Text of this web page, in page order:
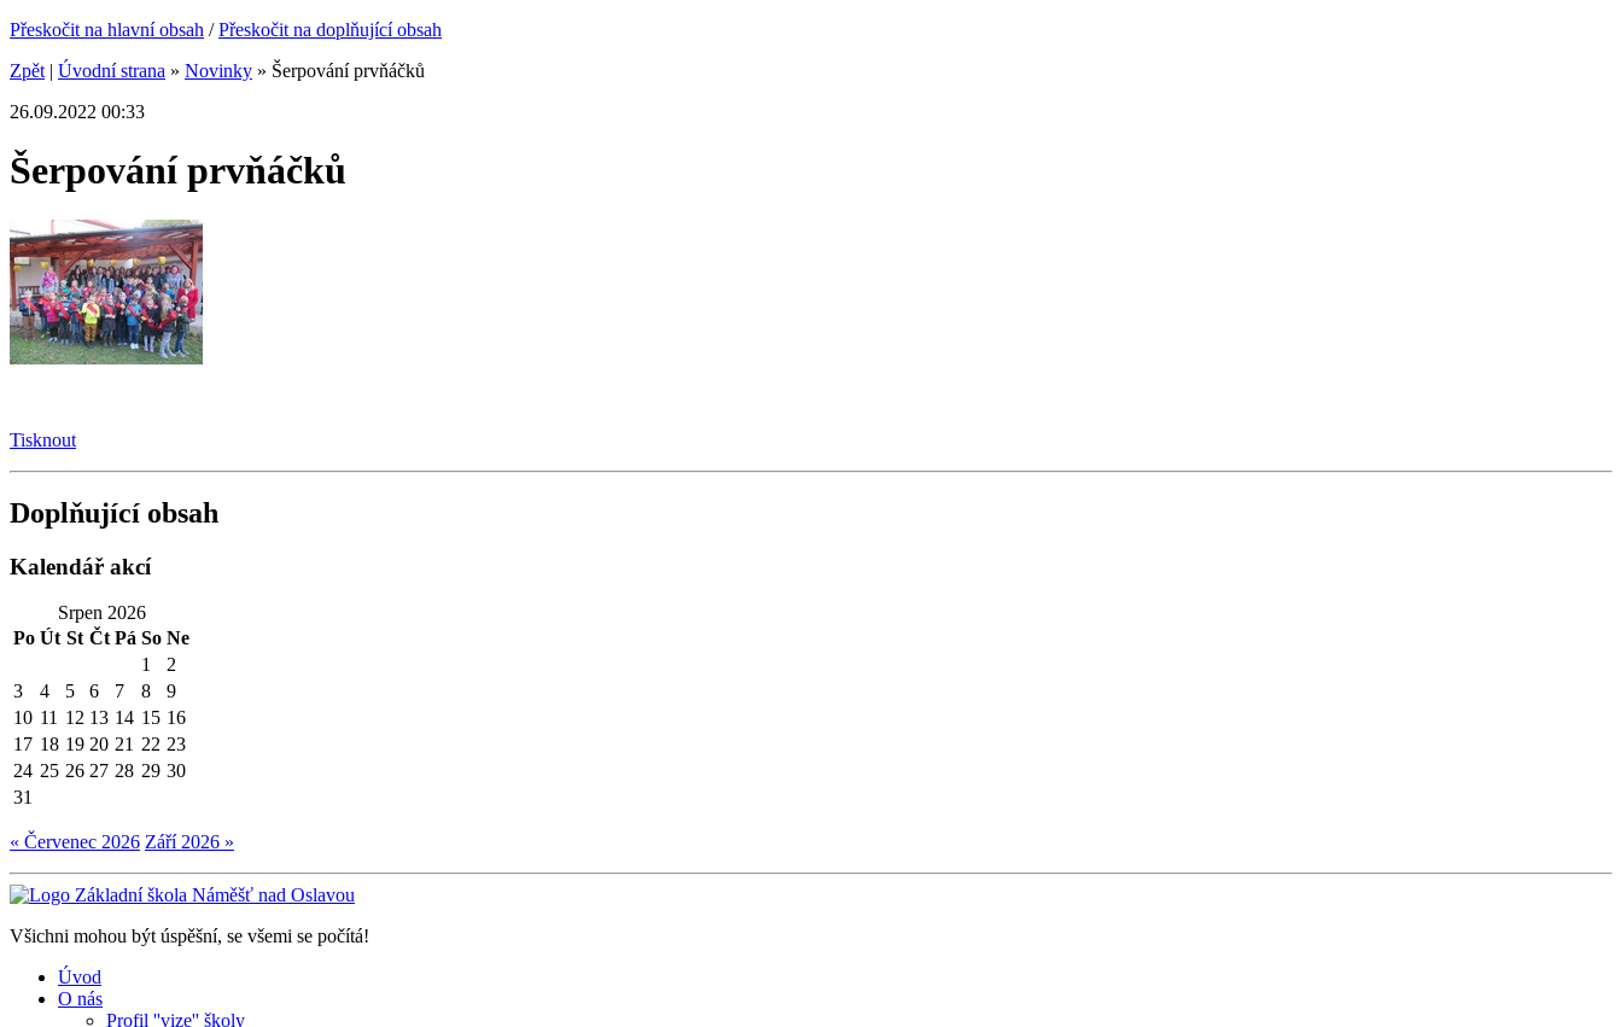
Přeskočit na hlavní obsah /Přeskočit na doplňující obsah
Zpět | Úvodní strana » Novinky » Šerpování prvňáčků
26.09.2022 00:33
Šerpování prvňáčků
Tisknout
Doplňující obsah
Kalendář akcí
Srpen 2026
Po Út St Čt Pá So Ne
1
2
3
4 5 6 7 8
9
10 11 12 13 14 15 16
17 18 19 20 21 22 23
24 25 26 27 28 29 30
31
« Červenec 2026 Září 2026 »
Všichni mohou být úspěšní, se všemi se počítá!
Úvod
O nás
Profil ''vize'' školy